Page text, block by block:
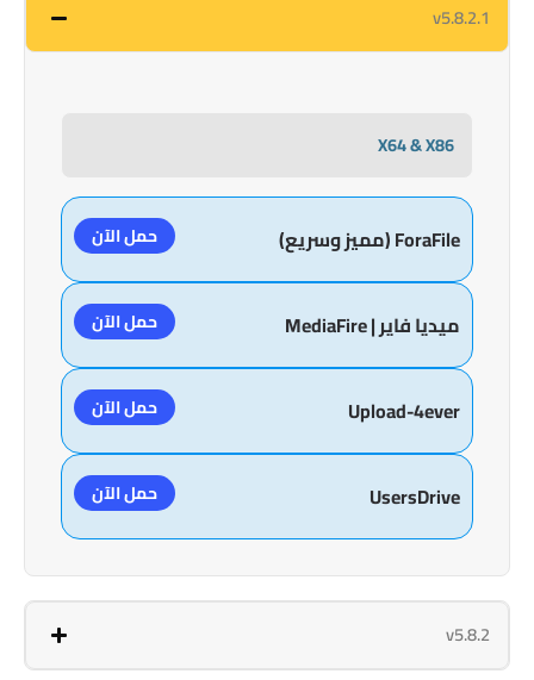
v5.8.2.1
X64 & X86
ForaFile (مميز وسريع) حمل الآن
ميديا فاير | MediaFire حمل الآن
Upload-4ever حمل الآن
UsersDrive حمل الآن
v5.8.2